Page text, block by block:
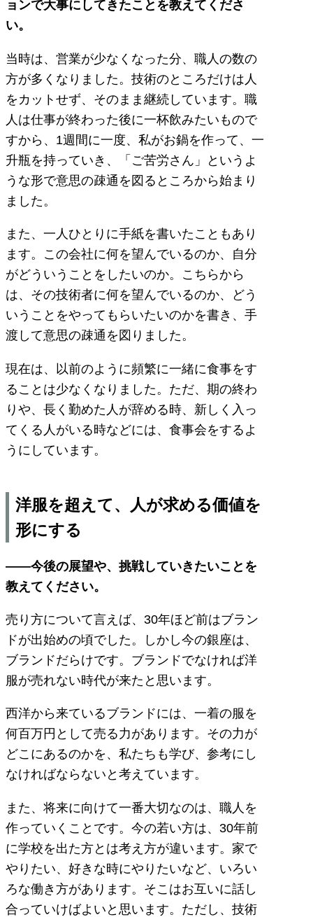
ョンで大事にしてきたことを教えてくださ
い。
当時は、営業が少なくなった分、職人の数の
方が多くなりました。技術のところだけは人
をカットせず、そのまま継続しています。職
人は仕事が終わった後に一杯飲みたいもので
すから、1週間に一度、私がお鍋を作って、一
升瓶を持っていき、「ご苦労さん」というよ
うな形で意思の疎通を図るところから始まり
ました。
また、一人ひとりに手紙を書いたこともあり
ます。この会社に何を望んでいるのか、自分
がどういうことをしたいのか。こちらから
は、その技術者に何を望んでいるのか、どう
いうことをやってもらいたいのかを書き、手
渡して意思の疎通を図りました。
現在は、以前のように頻繁に一緒に食事をす
ることは少なくなりました。ただ、期の終わ
りや、長く勤めた人が辞める時、新しく入っ
てくる人がいる時などには、食事会をするよ
うにしています。
洋服を超えて、人が求める価値を
形にする
——今後の展望や、挑戦していきたいことを
教えてください。
売り方について言えば、30年ほど前はブラン
ドが出始めの頃でした。しかし今の銀座は、
ブランドだらけです。ブランドでなければ洋
服が売れない時代が来たと思います。
西洋から来ているブランドには、一着の服を
何百万円として売る力があります。その力が
どこにあるのかを、私たちも学び、参考にし
なければならないと考えています。
また、将来に向けて一番大切なのは、職人を
作っていくことです。今の若い方は、30年前
に学校を出た方とは考え方が違います。家で
やりたい、好きな時にやりたいなど、いろい
ろな働き方があります。そこはお互いに話し
合っていけばよいと思います。ただし、技術